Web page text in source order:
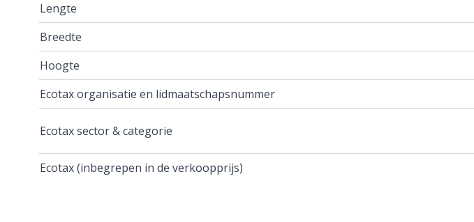
Lengte
Breedte
Hoogte
Ecotax organisatie en lidmaatschapsnummer
Ecotax sector & categorie
Ecotax (inbegrepen in de verkoopprijs)